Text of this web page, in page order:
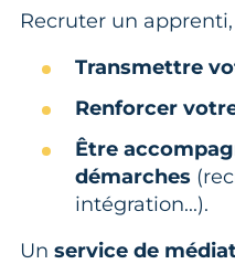
Recruter un apprenti,
Transmettre
Renforcer
Être
démarches
intégration...).
Un service de